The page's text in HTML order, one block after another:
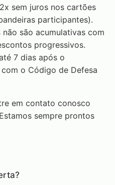
sem juros nos cartões
participantes).
são acumulativas com
progressivos.
7 dias após o
o Código de Defesa
em contato conosco
sempre prontos